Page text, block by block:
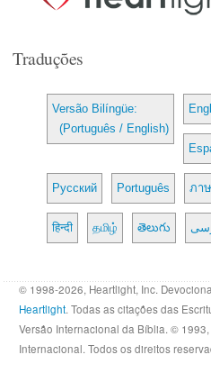
Traduções
Versão Bilíngüe:
(Português / English)
Русский Português ภา
हिन्दी தமிழ் తెలుగు
© 1998-2026, Heartlight, Inc.
Heartlight. Todas as citações das
Versão Internacional da Bíblia. ©
Internacional. Todos os direitos